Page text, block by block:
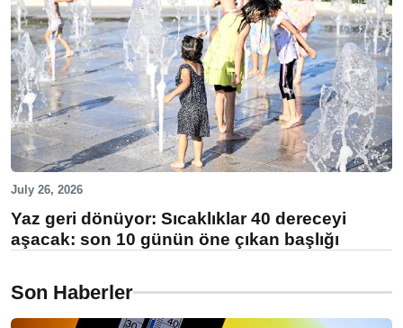
July 26, 2026
Yaz geri dönüyor: Sıcaklıklar 40 dereceyi
aşacak: son 10 günün öne çıkan başlığı
Son Haberler